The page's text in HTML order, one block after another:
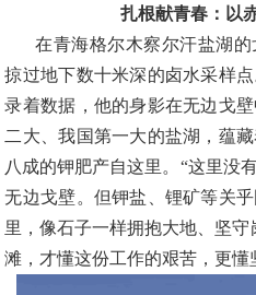
扎根献青春：以
在青海格尔木察尔汗盐湖的
掠过地下数十米深的卤水采样
录着数据，他的身影在无边戈
二大、我国第一大的盐湖，蕴
八成的钾肥产自这里。 “这里没
无边戈壁。但钾盐、锂矿等关
里，像石子一样拥抱大地、坚
滩，才懂这份工作的艰苦，更懂